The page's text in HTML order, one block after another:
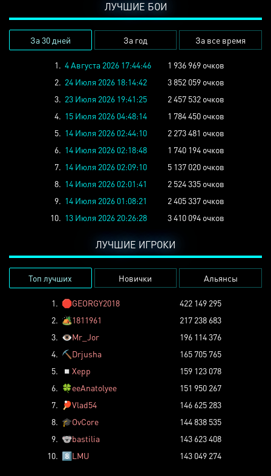
ЛУЧШИЕ БОИ
За 30 дней За год За все время
1. 4 Августа 2026 17:44:46
1 936 969 очков
2. 24 Июля 2026 18:14:42
3 852 059 очков
3. 23 Июля 2026 19:41:25
2 457 532 очков
4. 15 Июля 2026 04:48:14
1 784 450 очков
5. 14 Июля 2026 02:44:10
2 273 481 очков
6. 14 Июля 2026 02:18:48
1 740 194 очков
7. 14 Июля 2026 02:09:10
5 137 020 очков
8. 14 Июля 2026 02:01:41
2 524 335 очков
9. 14 Июля 2026 01:08:21
2 405 337 очков
10. 13 Июля 2026 20:26:28 3 410 094 очков
ЛУЧШИЕ ИГРОКИ
Топ лучших Новички Альянсы
1. 🛑GEORGY2018
422 149 295
2. 🏕️1811961
217 238 683
3. 👁️Mr_Jor
196 114 376
4. ⛏️ Drjusha
165 705 765
5.
◽ Xepp
159 123 078
6. 🍀eeAnatolyee
151 950 267
7.
🏓Vlad54
146 625 283
8. 🎓OvCore
144 838 535
9. 🐨bastilia
143 623 408
10. 8️⃣LMU 143 049 274